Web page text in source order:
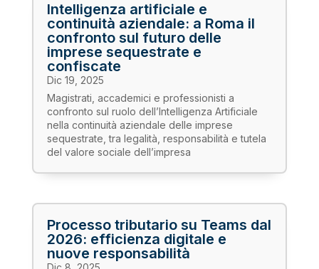
Intelligenza artificiale e
continuità aziendale: a Roma il
confronto sul futuro delle
imprese sequestrate e
confiscate
Dic 19, 2025
Magistrati, accademici e professionisti a
confronto sul ruolo dell’Intelligenza Artificiale
nella continuità aziendale delle imprese
sequestrate, tra legalità, responsabilità e tutela
del valore sociale dell’impresa
Processo tributario su Teams dal
2026: efficienza digitale e
nuove responsabilità